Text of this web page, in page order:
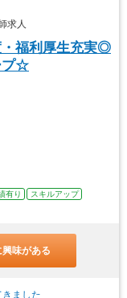
求人
・福利厚生充実◎
プ☆
有り
スキルアップ
味がある
ました